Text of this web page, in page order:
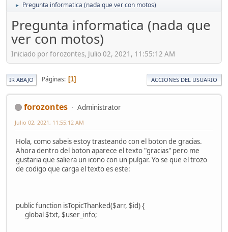
► Pregunta informatica (nada que ver con motos)
Pregunta informatica (nada que
ver con motos)
Iniciado por forozontes, Julio 02, 2021, 11:55:12 AM
IR ABAJO Páginas 1 ACCIONES DEL USUARIO
forozontes Administrator
Julio 02, 2021, 11:55:12 AM
Hola, como sabeis estoy trasteando con el boton de gracias.
Ahora dentro del boton aparece el texto "gracias" pero me
gustaria que saliera un icono con un pulgar. Yo se que el trozo
de codigo que carga el texto es este:
public function isTopicThanked($arr, $id) {
global $txt, $user_info;